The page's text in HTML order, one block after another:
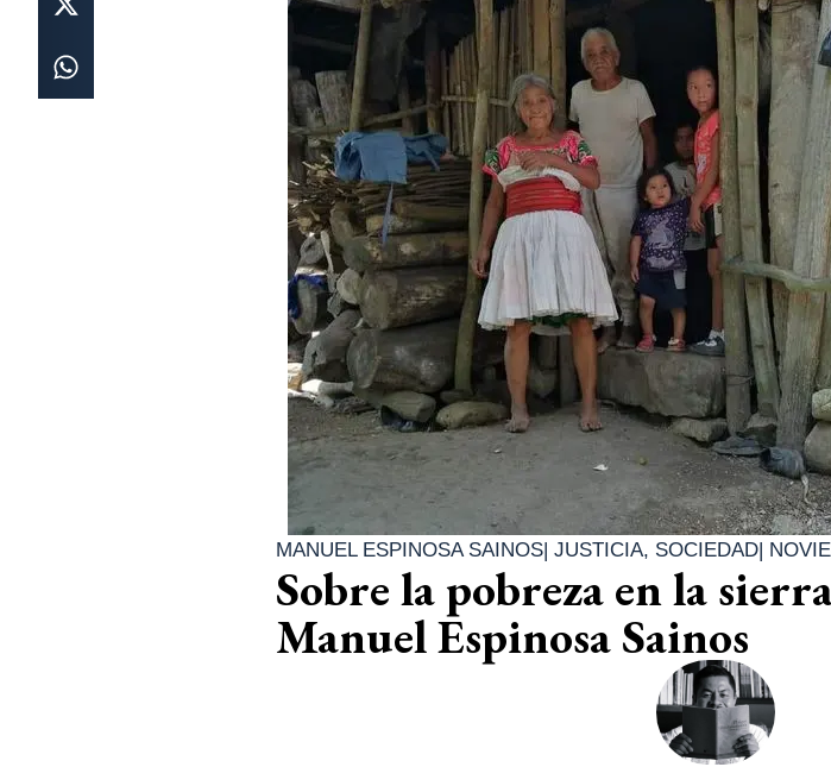
MANUEL ESPINOSA SAINOS| JUSTICIA, SOCIEDAD|
Sobre la pobreza en la
Manuel Espinosa Sainos